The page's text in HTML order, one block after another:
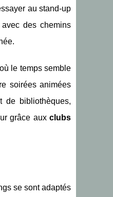
au stand-up
des chemins
le temps semble
soirées animées
de bibliothèques,
grâce aux clubs
se sont adaptés